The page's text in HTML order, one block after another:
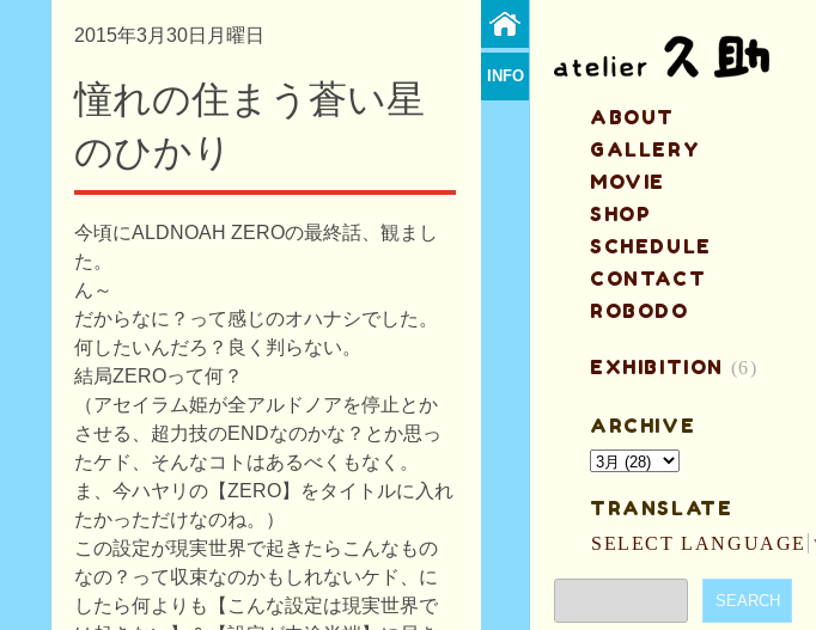
2015年3月30日月曜日
憧れの住まう蒼い星
のひかり
今頃にALDNOAH ZEROの最終話、観まし
た。
ん～
だからなに？って感じのオハナシでした。
何したいんだろ？良く判らない。
結局ZEROって何？
（アセイラム姫が全アルドノアを停止とか
させる、超力技のENDなのかな？とか思っ
たケド、そんなコトはあるべくもなく。
ま、今ハヤリの【ZERO】をタイトルに入れ
たかっただけなのね。）
この設定が現実世界で起きたらこんなもの
なの？って収束なのかもしれないケド、に
したら何よりも【こんな設定は現実世界で
INFO
ABOUT
GALLERY
MOVIE
SHOP
SCHEDULE
CONTACT
ROBODO
EXHIBITION (6)
ARCHIVE
TRANSLATE
SELECT LANGUAGE